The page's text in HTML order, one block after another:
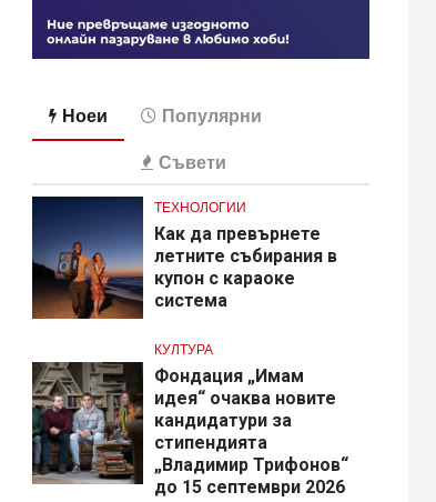
Ноеи
Популярни
Съвети
ТЕХНОЛОГИИ
Как да превърнете
летните събирания в
купон с караоке
система
КУЛТУРА
Фондация „Имам
идея“ очаква новите
кандидатури за
стипендията
„Владимир Трифонов“
до 15 септември 2026